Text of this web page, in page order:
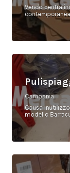
Vendo
Campania
Causa
modello